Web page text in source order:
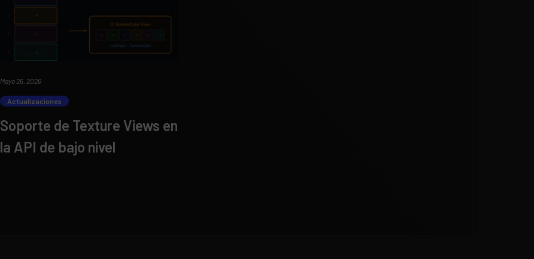
Mayo 26, 2026
Actualizaciones
Soporte de Texture Views en
la API de bajo nivel